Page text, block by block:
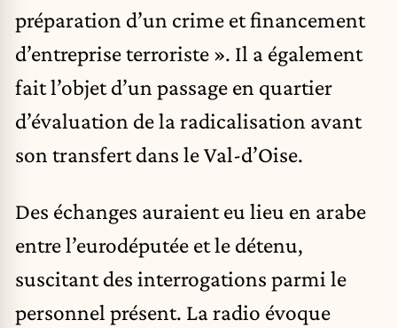
préparation d’un crime et financement
d’entreprise terroriste ». Il a également
fait l’objet d’un passage en quartier
d’évaluation de la radicalisation avant
son transfert dans le Val-d’Oise.
Des échanges auraient eu lieu en arabe
entre l’eurodéputée et le détenu,
suscitant des interrogations parmi le
personnel présent. La radio évoque